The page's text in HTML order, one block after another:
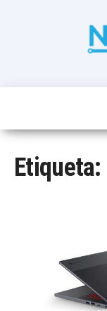
Etiqueta: